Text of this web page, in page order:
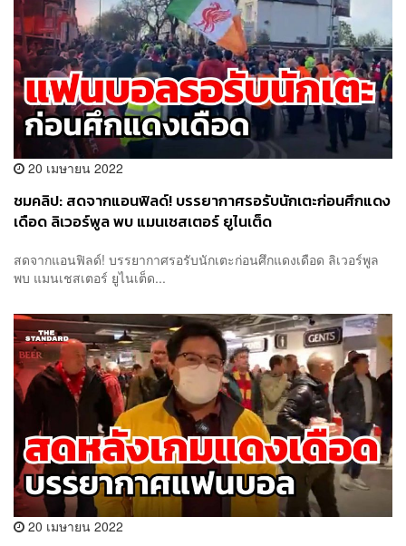
20 เมษายน 2022
ชมคลิป: สดจากแอนฟิลด์! บรรยากาศรอรับนักเตะก่อนศึกแดง
เดือด ลิเวอร์พูล พบ แมนเชสเตอร์ ยูไนเต็ด
สดจากแอนฟิลด์! บรรยากาศรอรับนักเตะก่อนศึกแดงเดือด ลิเวอร์พูล
พบ แมนเชสเตอร์ ยูไนเต็ด...
20 เมษายน 2022